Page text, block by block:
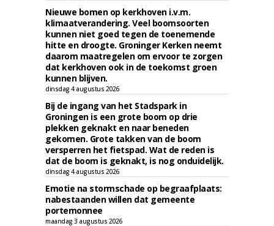
Nieuwe bomen op kerkhoven i.v.m.
klimaatverandering. Veel boomsoorten
kunnen niet goed tegen de toenemende
hitte en droogte. Groninger Kerken neemt
daarom maatregelen om ervoor te zorgen
dat kerkhoven ook in de toekomst groen
kunnen blijven.
dinsdag 4 augustus 2026
Bij de ingang van het Stadspark in
Groningen is een grote boom op drie
plekken geknakt en naar beneden
gekomen. Grote takken van de boom
versperren het fietspad. Wat de reden is
dat de boom is geknakt, is nog onduidelijk.
dinsdag 4 augustus 2026
Emotie na stormschade op begraafplaats:
nabestaanden willen dat gemeente
portemonnee
maandag 3 augustus 2026